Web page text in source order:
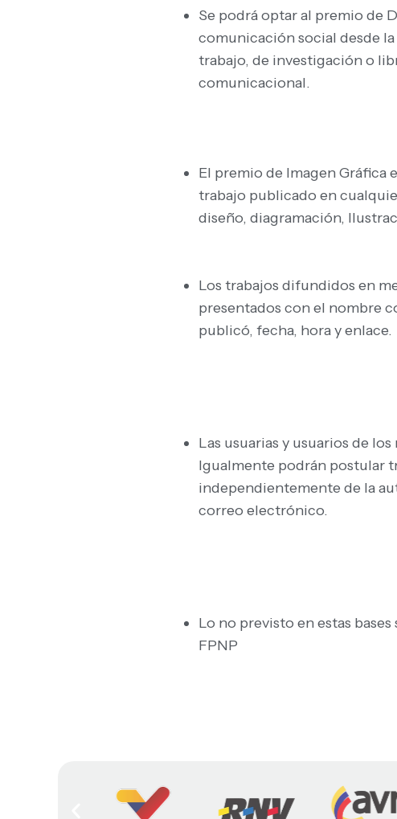
Se podrá optar al premio de
comunicación social desde
trabajo, de investigación o
comunicacional.
El premio de Imagen Gráfica
trabajo publicado en
diseño, diagramación,
Los trabajos difundidos en
presentados con el nombre
publicó, fecha, hora y enlace.
Las usuarias y usuarios de
Igualmente podrán postular
independientemente de la
correo electrónico.
Lo no previsto en estas
FPNP